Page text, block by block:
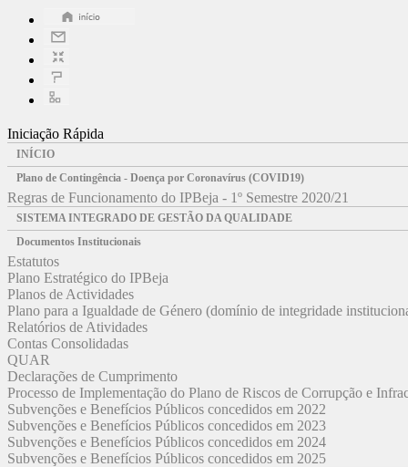
Iniciação Rápida
INÍCIO
Plano de Contingência - Doença por Coronavírus (COVID19)
Regras de Funcionamento do IPBeja - 1º Semestre 2020/21
SISTEMA INTEGRADO DE GESTÃO DA QUALIDADE
Documentos Institucionais
Estatutos
Plano Estratégico do IPBeja
Planos de Actividades
Plano para a Igualdade de Género (domínio de integridade
Relatórios de Atividades
Contas Consolidadas
QUAR
Declarações de Cumprimento
Processo de Implementação do Plano de Riscos de Corrupção e
Subvenções e Benefícios Públicos concedidos em 2022
Subvenções e Benefícios Públicos concedidos em 2023
Subvenções e Benefícios Públicos concedidos em 2024
Subvenções e Benefícios Públicos concedidos em 2025